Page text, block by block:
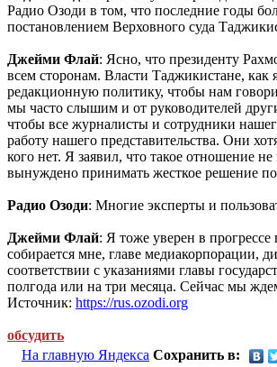
Радио Озоди в том, что последние годы
постановлением Верховного суда
Джейми Флай: Ясно, что президенту
всем сторонам. Власти Таджикистане,
редакционную политику, чтобы нам
мы часто слышим и от руководителей
чтобы все журналисты и сотрудники
работу нашего представительства. Они
кого нет. Я заявил, что такое отношение
вынуждено принимать жесткое решение
Радио Озоди: Многие эксперты и
Джейми Флай: Я тоже уверен в
собирается мне, главе медиакорпорации,
соответствии с указаниями главы
полгода или на три месяца. Сейчас мы
Источник: https://rus.ozodi.org
обсудить
На главную Яндекса Сохранить в: